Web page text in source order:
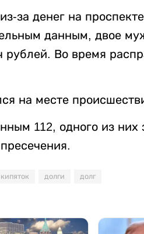
за денег на
данным, двое
рублей. Во время
на месте
112, одного из них
кипяток долги долг